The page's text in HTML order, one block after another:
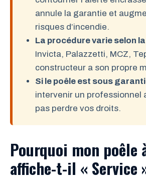
annule la garantie et
risques d’incendie.
La procédure varie selon
Invicta, Palazzetti, MCZ,
constructeur a son propre
Si le poêle est sous
intervenir un professionnel
pas perdre vos droits.
Pourquoi mon poêle
affiche-t-il « Service